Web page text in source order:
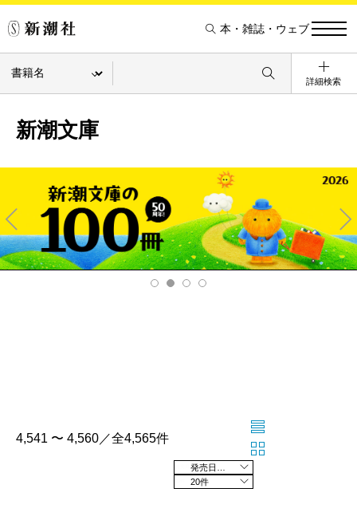
本・雑誌・ウェブ
詳細検索
新潮文庫
Pre
v
Ne
xt
4,541 〜 4,560／全4,565件
20件